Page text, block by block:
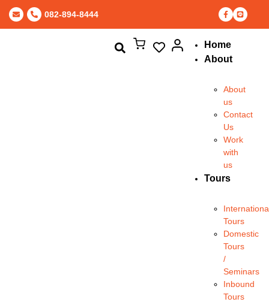
082-894-8444
Home
About
About
us
Contact
Us
Work
with
us
Tours
Tours
Domestic
Tours
/
Seminars
Inbound
Tours